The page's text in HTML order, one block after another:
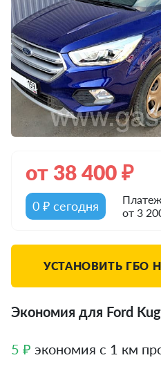
от 38 400₽
0 ₽ сегодня
от 3
УСТАНОВИТЬ ГБО
Экономия для Ford
5 ₽ экономия с 1 км